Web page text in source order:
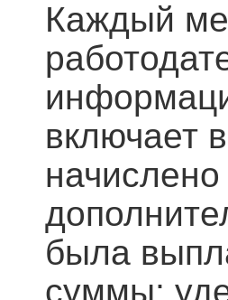
Каждый
включает
была
суммы;